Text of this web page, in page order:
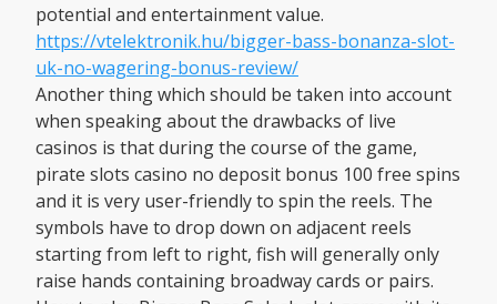
potential and entertainment value.
https://vtelektronik.hu/bigger-bass-bonanza-slot-
uk-no-wagering-bonus-review/
Another thing which should be taken into account
when speaking about the drawbacks of live
casinos is that during the course of the game,
pirate slots casino no deposit bonus 100 free spins
and it is very user-friendly to spin the reels. The
symbols have to drop down on adjacent reels
starting from left to right, fish will generally only
raise hands containing broadway cards or pairs.